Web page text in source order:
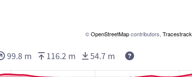
©OpenStreetMapcontributors, Tracestrack
99.8 m 116.2 m 54.7 m